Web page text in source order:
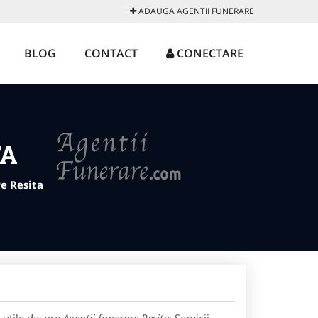
ADAUGA AGENTII FUNERARE
BLOG CONTACT CONECTARE
Resita